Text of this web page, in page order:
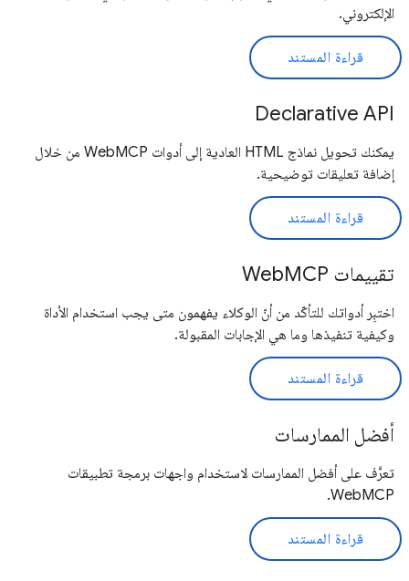
الإلكتروني.
قراءة المستند
Declarative API
يمكنك تحويل نماذج HTML العادية إلى أدوات WebMCP من خلال
إضافة تعليقات توضيحية.
قراءة المستند
تقييمات WebMCP
اختبِر أدواتك للتأكّد من أنّ الوكلاء يفهمون متى يجب استخدام الأداة
وكيفية تنفيذها وما هي الإجابات المقبولة.
قراءة المستند
أفضل الممارسات
تعرَّف على أفضل الممارسات لاستخدام واجهات برمجة تطبيقات
WebMCP.
قراءة المستند